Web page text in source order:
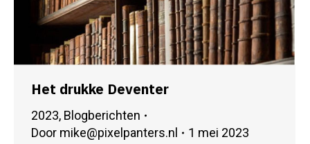
Het drukke Deventer
2023, Blogberichten
Door mike@pixelpanters.nl
1 mei 2023